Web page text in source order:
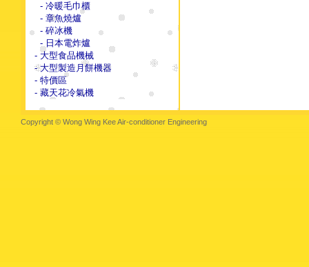
- 冷暖毛巾櫃
- 章魚燒爐
- 碎冰機
- 日本電炸爐
- 大型食品機械
- 大型製造月餅機器
- 特價區
- 藏天花冷氣機
Copyright © Wong Wing Kee Air-conditioner Engineering